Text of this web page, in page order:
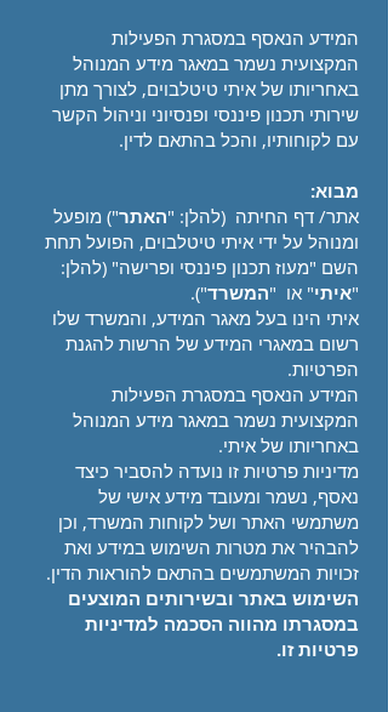
המידע הנאסף במסגרת הפעילות
המקצועית נשמר במאגר מידע המנוהל
באחריותו של איתי טיטלבוים, לצורך מתן
שירותי תכנון פיננסי ופנסיוני וניהול הקשר
עם לקוחותיו, והכל בהתאם לדין.
מבוא:
אתר/ דף החיתה (להלן: "האתר") מופעל
ומנוהל על ידי איתי טיטלבוים, הפועל תחת
השם "מעוז תכנון פיננסי ופרישה" (להלן:
"איתי" או "המשרד").
איתי הינו בעל מאגר המידע, והמשרד שלו
רשום במאגרי המידע של הרשות להגנת
הפרטיות.
המידע הנאסף במסגרת הפעילות
המקצועית נשמר במאגר מידע המנוהל
באחריותו של איתי.
מדיניות פרטיות זו נועדה להסביר כיצד
נאסף, נשמר ומעובד מידע אישי של
משתמשי האתר ושל לקוחות המשרד, וכן
להבהיר את מטרות השימוש במידע ואת
זכויות המשתמשים בהתאם להוראות הדין.
השימוש באתר ובשירותים המוצעים
במסגרתו מהווה הסכמה למדיניות
פרטיות זו.